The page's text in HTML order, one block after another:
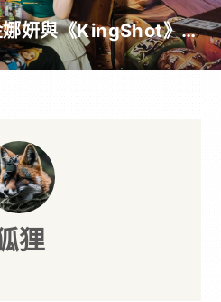
娜妍與《KingShot》再
柒息地推出「國王燒
狸